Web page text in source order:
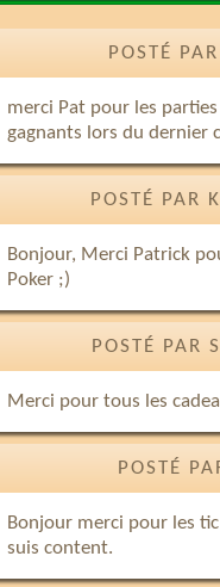
POSTÉ
merci Pat pour les
gagnants lors du dernier
POSTÉ
Bonjour, Merci Patrick
Poker ;)
POSTÉ PAR
Merci pour tous les
POSTÉ
Bonjour merci pour les
suis content.